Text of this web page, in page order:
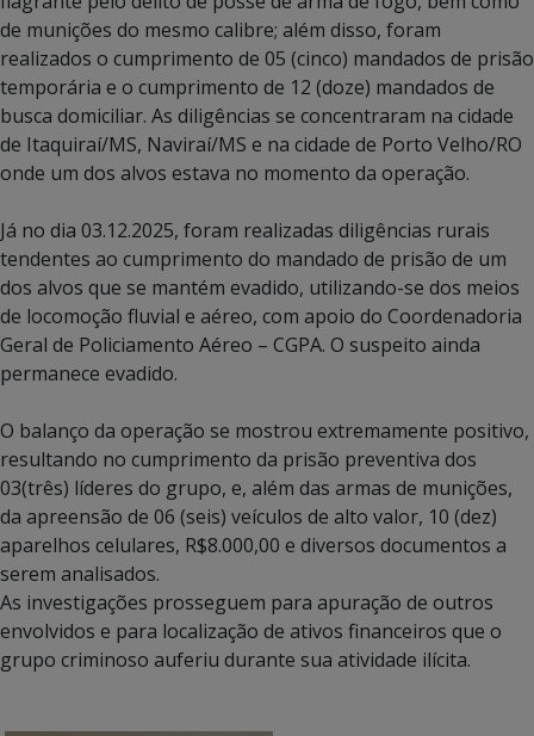
de munições do mesmo calibre; além disso, foram
realizados o cumprimento de 05 (cinco) mandados de prisão
temporária e o cumprimento de 12 (doze) mandados de
busca domiciliar. As diligências se concentraram na cidade
de Itaquiraí/MS, Naviraí/MS e na cidade de Porto Velho/RO
onde um dos alvos estava no momento da operação.
Já no dia 03.12.2025, foram realizadas diligências rurais
tendentes ao cumprimento do mandado de prisão de um
dos alvos que se mantém evadido, utilizando-se dos meios
de locomoção fluvial e aéreo, com apoio do Coordenadoria
Geral de Policiamento Aéreo – CGPA. O suspeito ainda
permanece evadido.
O balanço da operação se mostrou extremamente positivo,
resultando no cumprimento da prisão preventiva dos
03(três) líderes do grupo, e, além das armas de munições,
da apreensão de 06 (seis) veículos de alto valor, 10 (dez)
aparelhos celulares, R$8.000,00 e diversos documentos a
serem analisados.
As investigações prosseguem para apuração de outros
envolvidos e para localização de ativos financeiros que o
grupo criminoso auferiu durante sua atividade ilícita.